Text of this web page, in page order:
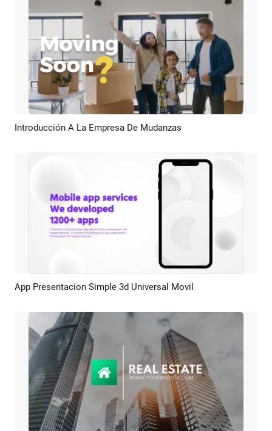
Previsualizar Crear IA
Introducción A La Empresa De Mudanzas
Previsualizar Crear IA
App Presentacion Simple 3d Universal Movil